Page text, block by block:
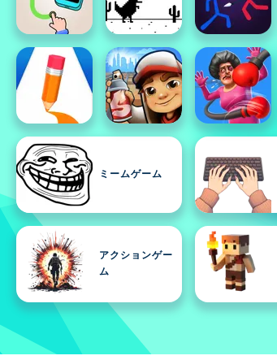
ミームゲーム
アクションゲー
ム